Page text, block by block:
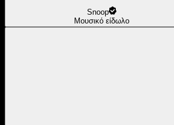
Snoop
Μουσικό είδωλο